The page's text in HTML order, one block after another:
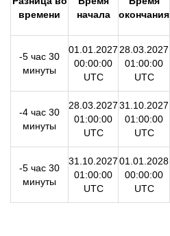
времени
начала
окончания
-5 час 30
минуты
01.01.2027
00:00:00
UTC
28.03.2027
01:00:00
UTC
-4 час 30
минуты
28.03.2027
01:00:00
UTC
31.10.2027
01:00:00
UTC
-5 час 30
минуты
31.10.2027
01:00:00
UTC
01.01.2028
00:00:00
UTC